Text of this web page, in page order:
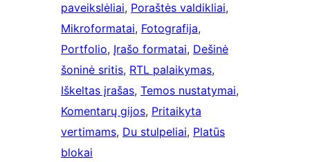
paveikslėliai, Poraštės valdikliai
Mikroformatai, Fotografija
Portfolio, Įrašo formatai, Dešinė
šoninė sritis, RTL palaikymas
Iškeltas įrašas, Temos nustatymai
Komentarų gijos, Pritaikyta
vertimams, Du stulpeliai, Platūs
blokai